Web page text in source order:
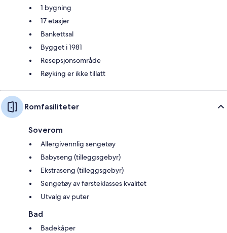
1 bygning
17 etasjer
Bankettsal
Bygget i 1981
Resepsjonsområde
Røyking er ikke tillatt
Romfasiliteter
Soverom
Allergivennlig sengetøy
Babyseng (tilleggsgebyr)
Ekstraseng (tilleggsgebyr)
Sengetøy av førsteklasses kvalitet
Utvalg av puter
Bad
Badekåper